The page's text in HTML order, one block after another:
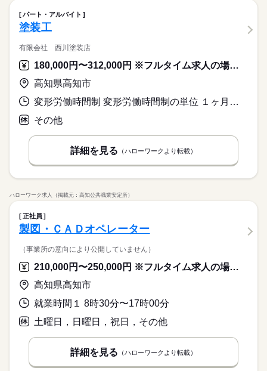
パート・アルバイト
塗装工
有限会社 西川塗装店
180,000円〜312,000円 ※フルタイム求人の場合は月額（換算額）、パート求人の場合は時間額を表示しています。
高知県高知市
変形労働時間制 変形労働時間制の単位 １ヶ月単位 就業時間１ 8時00分〜17時00分
その他
詳細を見る （ハローワークより転載）
ハローワーク求人（掲載元：高知公共職業安定所）
正社員
製図・ＣＡＤオペレーター
（事業所の意向により公開していません）
210,000円〜250,000円 ※フルタイム求人の場合は月額（換算額）、パート求人の場合は時間額を表示しています。
高知県高知市
就業時間１ 8時30分〜17時00分
土曜日，日曜日，祝日，その他
詳細を見る （ハローワークより転載）